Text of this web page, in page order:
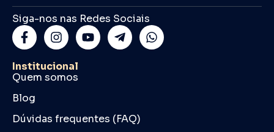
Siga-nos nas Redes Sociais
Institucional
Quem somos
Blog
Dúvidas frequentes (FAQ)